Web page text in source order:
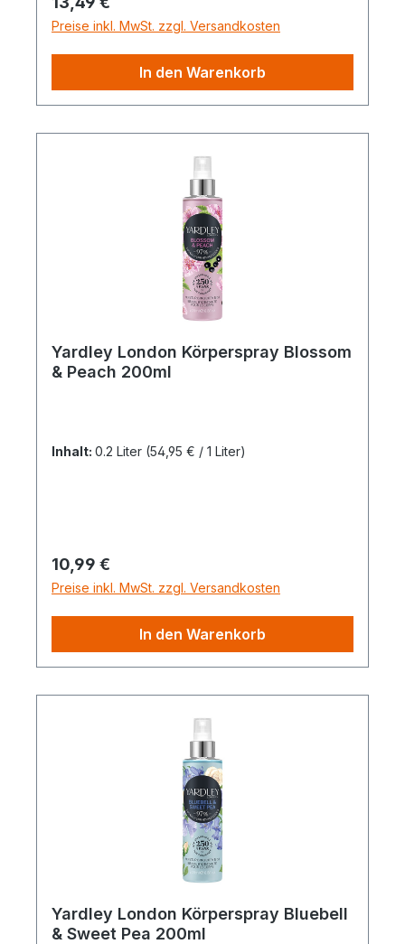
Preise inkl. MwSt. zzgl. Versandkosten
In den Warenkorb
Yardley London Körperspray Blossom
& Peach 200ml
Inhalt: 0.2 Liter (54,95 € / 1 Liter)
Regulärer Preis:
10,99 €
Preise inkl. MwSt. zzgl. Versandkosten
In den Warenkorb
Yardley London Körperspray Bluebell
& Sweet Pea 200ml